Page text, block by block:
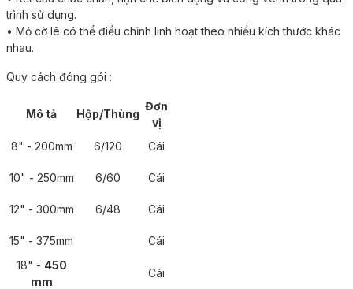
trình sử dụng.
• Mỏ cờ lê có thể điều chỉnh linh hoạt theo nhiều kích thước khác
nhau.
Quy cách đóng gói :
Mô tả Hộp/Thùng
Đơn
vị
8" - 200mm
6/120 Cái
10" - 250mm 6/60 Cái
12" - 300mm 6/48 Cái
15" - 375mm
Cái
18" - 450
mm
Cái